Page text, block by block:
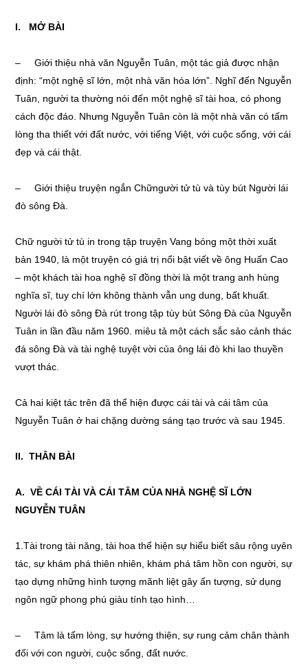
I. MỞ BÀI
– Giới thiệu nhà văn Nguyễn Tuân, một tác giả được nhận
định: “một nghệ sĩ lớn, một nhà văn hóa lớn”. Nghĩ đến Nguyễn
Tuân, người ta thường nói đến một nghệ sĩ tài hoa, có phong
cách độc đáo. Nhưng Nguyễn Tuân còn là một nhà văn có tấm
lòng tha thiết với đất nước, với tiếng Việt, với cuộc sống, với cái
đẹp và cái thật.
– Giới thiệu truyện ngắn Chữngười tử tù và tùy bút Người lái
đò sông Đà.
Chữ người tử tù in trong tập truyện Vang bóng một thời xuất
bản 1940, là một truyện có giá trị nổi bật viết về ông Huấn Cao
– một khách tài hoa nghệ sĩ đồng thời là một trang anh hùng
nghĩa sĩ, tuy chí lớn không thành vẫn ung dung, bất khuất.
Người lái đò sông Đà rút trong tập tùy bút Sông Đà của Nguyễn
Tuân in lần đầu năm 1960. miêu tả một cách sắc sảo cảnh thác
đá sông Đà và tài nghệ tuyệt vời của ông lái đò khi lao thuyền
vượt thác.
Cả hai kiệt tác trên đã thể hiện được cái tài và cái tâm của
Nguyễn Tuân ở hai chặng dường sáng tạo trước và sau 1945.
II. THÂN BÀI
A. VỀ CÁI TÀI VÀ CÁI TÂM CỦA NHÀ NGHỆ SĨ LỚN
NGUYỄN TUÂN
1.Tài trong tài năng, tài hoa thể hiện sự hiểu biết sâu rộng uyên
tác, sự khám phá thiên nhiên, khám phá tâm hồn con người, sự
tạo dựng những hình tượng mãnh liệt gây ấn tượng, sử dụng
ngôn ngữ phong phú giàu tính tạo hình…
– Tâm là tấm lòng, sự hướng thiện, sự rung cảm chân thành
đối với con người, cuộc sống, đất nước.